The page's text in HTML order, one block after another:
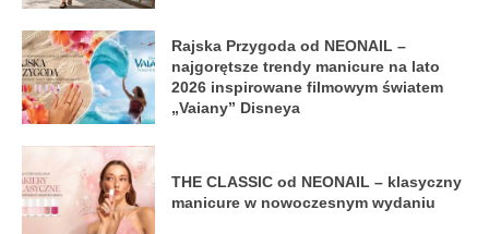
Rajska Przygoda od NEONAIL –
najgorętsze trendy manicure na lato
2026 inspirowane filmowym światem
„Vaiany” Disneya
THE CLASSIC od NEONAIL – klasyczny
manicure w nowoczesnym wydaniu